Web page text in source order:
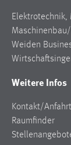
Weiden
Weitere Infos
Kontakt/Anfahrt
Raumfinder